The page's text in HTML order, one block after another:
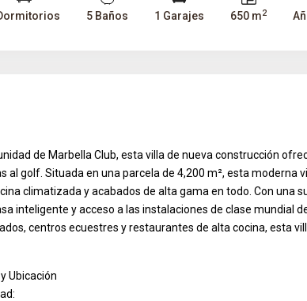
5 Baños 1 Garajes 650 m2
de Marbella Club, esta villa de nueva construcción
al golf. Situada en una parcela de 4,200 m², esta moderna
climatizada y acabados de alta gama en todo. Con una
inteligente y acceso a las instalaciones de clase mundial
centros ecuestres y restaurantes de alta cocina, esta
Ubicación